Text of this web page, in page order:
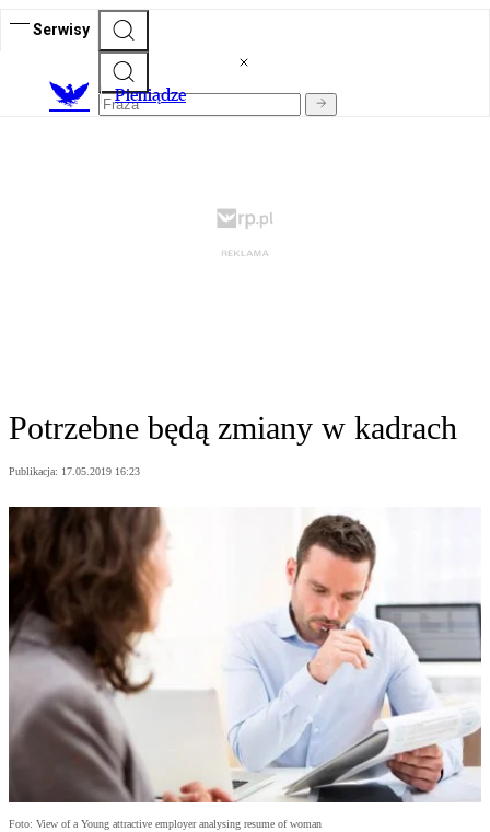
Serwisy
Pieniądze
Potrzebne będą zmiany w kadrach
Publikacja: 17.05.2019 16:23
Foto: View of a Young attractive employer analysing resume of woman